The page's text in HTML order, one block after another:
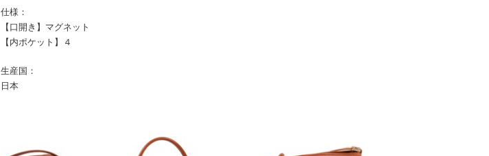
仕様：
【口開き】マグネット
【内ポケット】４
生産国：
日本